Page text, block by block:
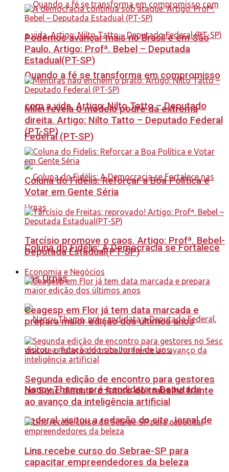
Quando a fé se transforma em compromisso
com a vida. Artigo: Nilto Tatto – Deputado
Federal (PT-SP)
Coluna do Fidélis: A Democracia se Fortalece
nas Urnas
Nancy Thame, pré-candidata a Deputada
Federal, visitou a redação do site Jornal de
Lins.
Podemos avançar mais no Brasil e em São
Paulo. Artigo: Profª. Bebel – Deputada
Estadual(PT-SP)
Milei revela o modelo podre da extrema
direita. Artigo: Nilto Tatto – Deputado Federal
(PT-SP)
Coluna do Fidelis: Reforçar a Boa Política e
Votar em Gente Séria
Tarcísio promove o caos. Artigo: Profª. Bebel-
Deputada Estadual(PT-SP)
Economia e Negócios
Ceagesp em Flor já tem data marcada e
prepara maior edição dos últimos anos
Segunda edição de encontro para gestores
no Sesc discute o futuro do trabalho frente
ao avanço da inteligência artificial
Lins recebe curso do Sebrae-SP para
capacitar empreendedores da beleza